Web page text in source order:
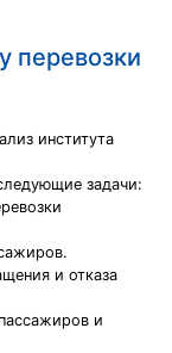
перевозки
института
задачи:
и отказа
и